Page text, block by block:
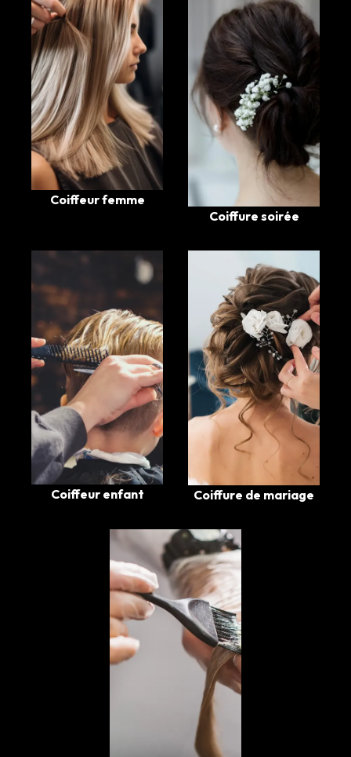
Coiffeur femme
Coiffure soirée
Coiffeur enfant Coiffure de mariage